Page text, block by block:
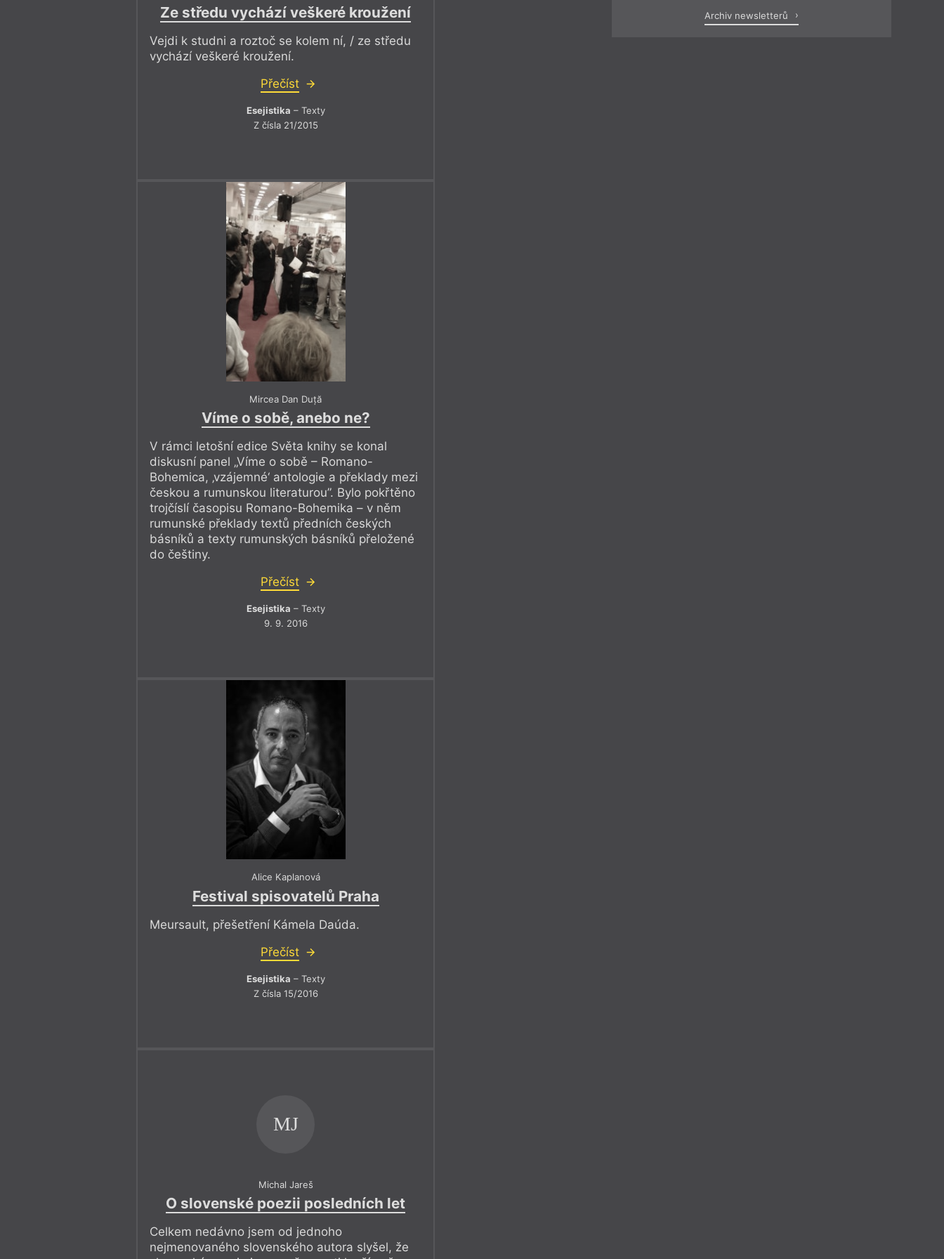
Ze středu vychází veškeré kroužení
Vejdi k studni a roztoč se kolem ní, / ze středu
vychází veškeré kroužení.
Přečíst
Esejistika – Texty
Z čísla 21/2015
Mircea Dan Duță
Víme o sobě, anebo ne?
V rámci letošní edice Světa knihy se konal
diskusní panel „Víme o sobě – Romano-
Bohemica, ‚vzájemné‘ antologie a překlady mezi
českou a rumunskou literaturou”. Bylo pokřtěno
trojčíslí časopisu Romano-Bohemika – v něm
rumunské překlady textů předních českých
básníků a texty rumunských básníků přeložené
do češtiny.
Přečíst
Esejistika – Texty
9. 9. 2016
Alice Kaplanová
Festival spisovatelů Praha
Meursault, přešetření Kámela Daúda.
Přečíst
Esejistika – Texty
Z čísla 15/2016
MJ
Michal Jareš
O slovenské poezii posledních let
Celkem nedávno jsem od jednoho
nejmenovaného slovenského autora slyšel, že
Archiv newsletterů